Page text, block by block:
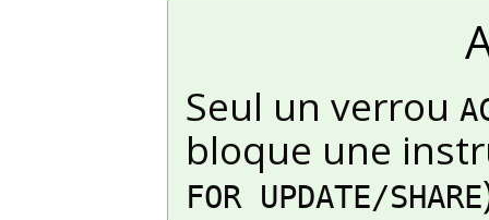
Seul un verrou
bloque une
FOR UPDATE/SHARE